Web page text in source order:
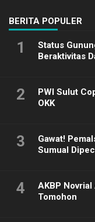
BERITA POPULER
1
Status
Beraktivitas
2
PWI Sulut
OKK
3
Gawat!
Sumual
4
AKBP
Tomohon